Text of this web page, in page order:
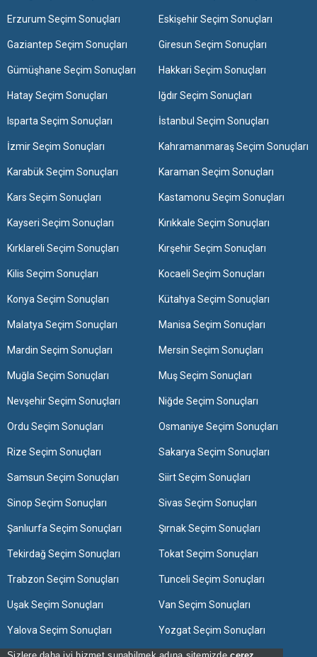
Erzurum Seçim Sonuçları Eskişehir Seçim Sonuçları
Gaziantep Seçim Sonuçları Giresun Seçim Sonuçları
Gümüşhane Seçim Sonuçları Hakkari Seçim Sonuçları
Hatay Seçim Sonuçları Iğdır Seçim Sonuçları
Isparta Seçim Sonuçları İstanbul Seçim Sonuçları
İzmir Seçim Sonuçları Kahramanmaraş Seçim Sonuçları
Karabük Seçim Sonuçları Karaman Seçim Sonuçları
Kars Seçim Sonuçları Kastamonu Seçim Sonuçları
Kayseri Seçim Sonuçları Kırıkkale Seçim Sonuçları
Kırklareli Seçim Sonuçları Kırşehir Seçim Sonuçları
Kilis Seçim Sonuçları Kocaeli Seçim Sonuçları
Konya Seçim Sonuçları Kütahya Seçim Sonuçları
Malatya Seçim Sonuçları Manisa Seçim Sonuçları
Mardin Seçim Sonuçları Mersin Seçim Sonuçları
Muğla Seçim Sonuçları Muş Seçim Sonuçları
Nevşehir Seçim Sonuçları Niğde Seçim Sonuçları
Ordu Seçim Sonuçları Osmaniye Seçim Sonuçları
Rize Seçim Sonuçları Sakarya Seçim Sonuçları
Samsun Seçim Sonuçları Siirt Seçim Sonuçları
Sinop Seçim Sonuçları Sivas Seçim Sonuçları
Şanlıurfa Seçim Sonuçları Şırnak Seçim Sonuçları
Tekirdağ Seçim Sonuçları Tokat Seçim Sonuçları
Trabzon Seçim Sonuçları Tunceli Seçim Sonuçları
Uşak Seçim Sonuçları Van Seçim Sonuçları
Yalova Seçim Sonuçları Yozgat Seçim Sonuçları